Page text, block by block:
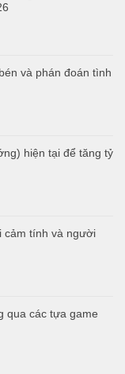
và phán đoán tình
hiện tại để tăng tỷ
cảm tính và người
qua các tựa game